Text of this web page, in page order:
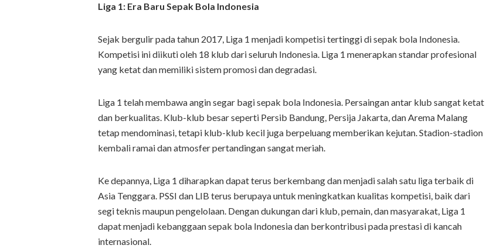
Liga 1: Era Baru Sepak Bola Indonesia
Sejak bergulir pada tahun 2017, Liga 1 menjadi kompetisi tertinggi di sepak bola Indonesia.
Kompetisi ini diikuti oleh 18 klub dari seluruh Indonesia. Liga 1 menerapkan standar profesional
yang ketat dan memiliki sistem promosi dan degradasi.
Liga 1 telah membawa angin segar bagi sepak bola Indonesia. Persaingan antar klub sangat ketat
dan berkualitas. Klub-klub besar seperti Persib Bandung, Persija Jakarta, dan Arema Malang
tetap mendominasi, tetapi klub-klub kecil juga berpeluang memberikan kejutan. Stadion-stadion
kembali ramai dan atmosfer pertandingan sangat meriah.
Ke depannya, Liga 1 diharapkan dapat terus berkembang dan menjadi salah satu liga terbaik di
Asia Tenggara. PSSI dan LIB terus berupaya untuk meningkatkan kualitas kompetisi, baik dari
segi teknis maupun pengelolaan. Dengan dukungan dari klub, pemain, dan masyarakat, Liga 1
dapat menjadi kebanggaan sepak bola Indonesia dan berkontribusi pada prestasi di kancah
internasional.